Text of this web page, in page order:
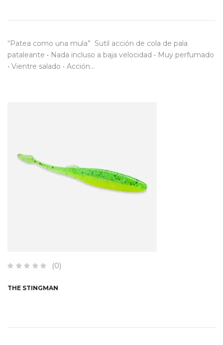
“Patea como una mula” Sutil acción de cola de pala
pataleante • Nada incluso a baja velocidad • Muy perfumado
• Vientre salado • Acción…
(0)
THE STINGMAN